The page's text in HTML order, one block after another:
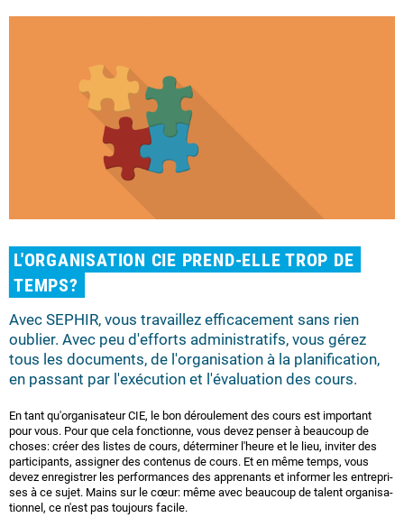
L'ORGANISATION CIE PREND-ELLE TROP DE
TEMPS?
Avec SEPHIR, vous tra­vail­lez ef­fi­ca­ce­ment sans rien
oublier. Avec peu d'efforts ad­mi­nis­tra­tifs, vous gérez
tous les documents, de l'or­ga­ni­sa­ti­on à la pla­ni­fi­ca­ti­on,
en passant par l'exécution et l'évaluation des cours.
En tant qu'or­ga­ni­sa­teur CIE, le bon déroulement des cours est important
pour vous. Pour que cela fonc­tion­ne, vous devez penser à beaucoup de
choses: créer des listes de cours, déterminer l'heure et le lieu, inviter des
par­ti­ci­pants, assigner des contenus de cours. Et en même temps, vous
devez en­re­gis­t­rer les per­for­man­ces des ap­p­ren­ants et informer les en­tre­pri­
ses à ce sujet. Mains sur le cœur: même avec beaucoup de talent or­ga­ni­sa­
ti­on­nel, ce n'est pas toujours facile.